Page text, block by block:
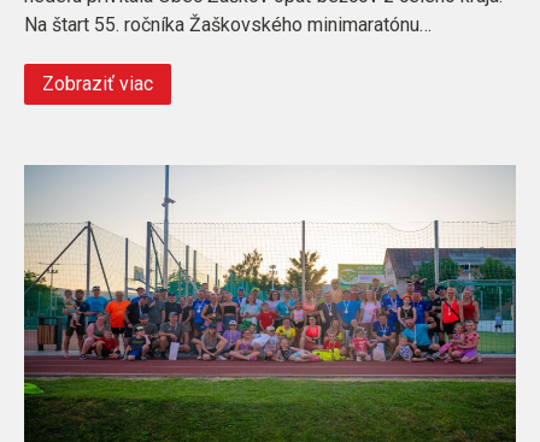
Na štart 55. ročníka Žaškovského minimaratónu…
Zobraziť viac